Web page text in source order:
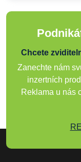
Chcete
Zanechte nám
inzertních
Reklama u nás